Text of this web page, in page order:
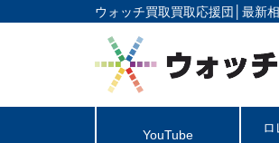
ウォッチ買取買取応援団│ 最新
YouTube